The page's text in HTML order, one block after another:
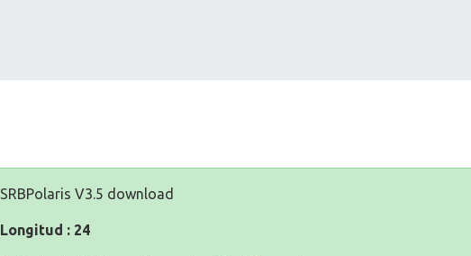
SRBPolaris V3.5 download
Longitud : 24